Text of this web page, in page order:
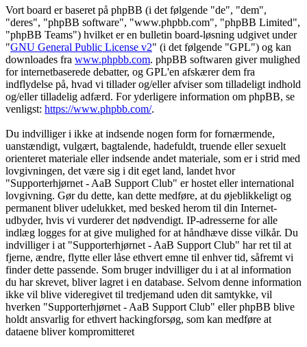
Vort board er baseret på phpBB (i det følgende "de", "dem",
"deres", "phpBB software", "www.phpbb.com", "phpBB Limited",
"phpBB Teams") hvilket er en bulletin board-løsning udgivet under
"GNU General Public License v2" (i det følgende "GPL") og kan
downloades fra www.phpbb.com. phpBB softwaren giver mulighed
for internetbaserede debatter, og GPL'en afskærer dem fra
indflydelse på, hvad vi tillader og/eller afviser som tilladeligt indhold
og/eller tilladelig adfærd. For yderligere information om phpBB, se
venligst: https://www.phpbb.com/.
Du indvilliger i ikke at indsende nogen form for fornærmende,
uanstændigt, vulgært, bagtalende, hadefuldt, truende eller sexuelt
orienteret materiale eller indsende andet materiale, som er i strid med
lovgivningen, det være sig i dit eget land, landet hvor
"Supporterhjørnet - AaB Support Club" er hostet eller international
lovgivning. Gør du dette, kan dette medføre, at du øjeblikkeligt og
permanent bliver udelukket, med besked herom til din Internet-
udbyder, hvis vi vurderer det nødvendigt. IP-adresserne for alle
indlæg logges for at give mulighed for at håndhæve disse vilkår. Du
indvilliger i at "Supporterhjørnet - AaB Support Club" har ret til at
fjerne, ændre, flytte eller låse ethvert emne til enhver tid, såfremt vi
finder dette passende. Som bruger indvilliger du i at al information
du har skrevet, bliver lagret i en database. Selvom denne information
ikke vil blive videregivet til tredjemand uden dit samtykke, vil
hverken "Supporterhjørnet - AaB Support Club" eller phpBB blive
holdt ansvarlig for ethvert hackingforsøg, som kan medføre at
dataene bliver kompromitteret